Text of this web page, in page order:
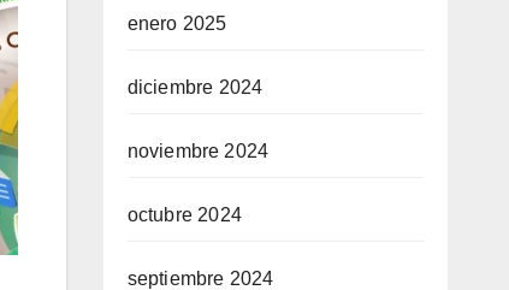
enero 2025
diciembre 2024
noviembre 2024
octubre 2024
septiembre 2024